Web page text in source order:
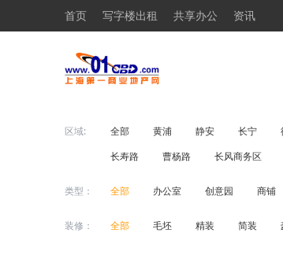
首页 写字楼出租 共享办公 资讯
区域: 全部 黄浦 静安 长宁
长寿路
曹杨路 长风商务区
类型： 全部 办公室 创意园 商铺
装修： 全部 毛坯 精装 简装